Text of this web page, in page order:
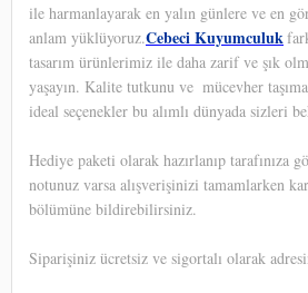
ile harmanlayarak en yalın günlere ve en
anlam yüklüyoruz.Cebeci Kuyumculuk
tasarım ürünlerimiz ile daha zarif ve şık
yaşayın. Kalite tutkunu ve mücevher
ideal seçenekler bu alımlı dünyada sizleri
Hediye paketi olarak hazırlanıp tarafınıza
notunuz varsa alışverişinizi tamamlarken
bölümüne bildirebilirsiniz.
Siparişiniz ücretsiz ve sigortalı olarak